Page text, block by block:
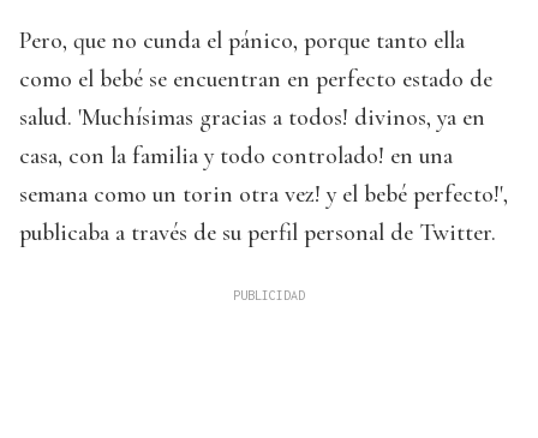
Pero, que no cunda el pánico, porque tanto ella
como el bebé se encuentran en perfecto estado de
salud. 'Muchísimas gracias a todos! divinos, ya en
casa, con la familia y todo controlado! en una
semana como un torin otra vez! y el bebé perfecto!',
publicaba a través de su perfil personal de Twitter.